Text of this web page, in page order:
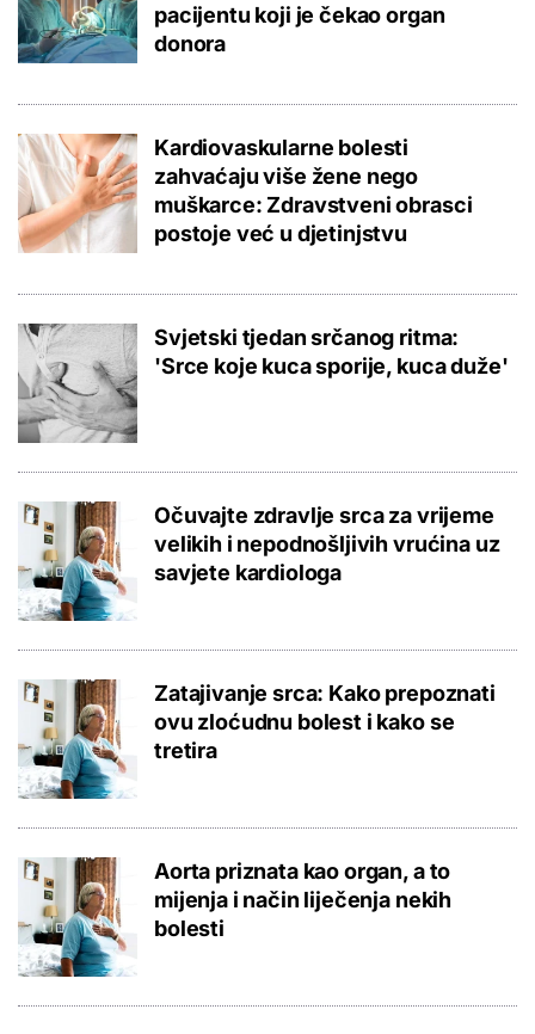
pacijentu koji je čekao organ
donora
Kardiovaskularne bolesti
zahvaćaju više žene nego
muškarce: Zdravstveni obrasci
postoje već u djetinjstvu
Svjetski tjedan srčanog ritma:
'Srce koje kuca sporije, kuca duže'
Očuvajte zdravlje srca za vrijeme
velikih i nepodnošljivih vrućina uz
savjete kardiologa
Zatajivanje srca: Kako prepoznati
ovu zloćudnu bolest i kako se
tretira
Aorta priznata kao organ, a to
mijenja i način liječenja nekih
bolesti